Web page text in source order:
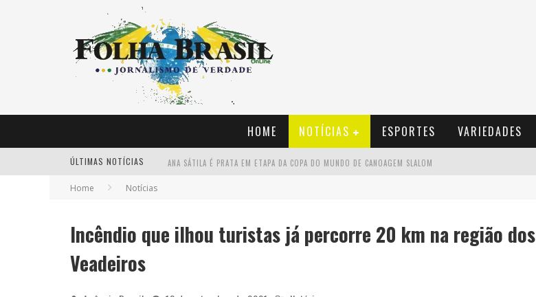
HOME NOTÍCIAS ESPORTES VARIEDADES
ÚLTIMAS NOTÍCIAS ANA SÁTILA É PRATA EM ETAPA DA COPA DO MUNDO DE CANOAGEM SLALOM
AO VIVO: PRESIDENTE DA CAIXA FALA SOBRE O PROGRAMA HABITE SEGURO
Home Notícias
Incêndio que ilhou turistas já percorre 20 km na região dos
Veadeiros